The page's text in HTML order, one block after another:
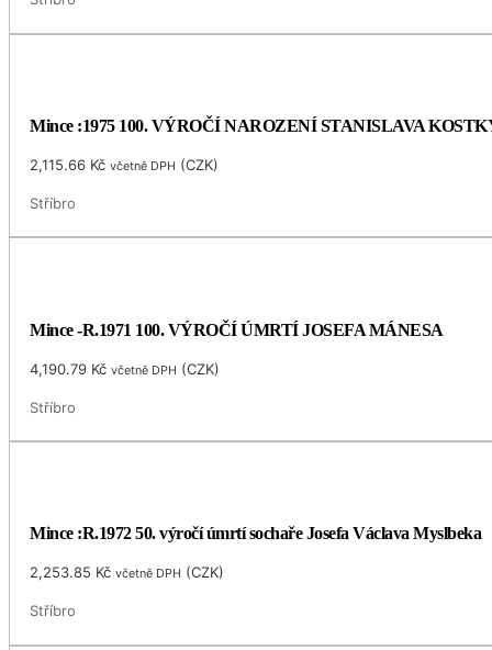
Mince :1975 100. VÝROČÍ NAROZENÍ STANISLAVA
2,115.66 Kč včetně DPH (CZK)
Stříbro
Mince -R.1971 100. VÝROČÍ ÚMRTÍ JOSEFA MÁNESA
4,190.79 Kč včetně DPH (CZK)
Stříbro
Mince :R.1972 50. výročí úmrtí sochaře Josefa Václava Myslbeka
2,253.85 Kč včetně DPH (CZK)
Stříbro